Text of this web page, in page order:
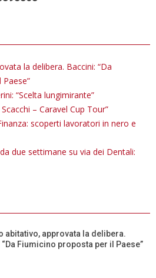
la delibera. Baccini: “Da
“Scelta lungimirante”
– Caravel Cup Tour”
scoperti lavoratori in nero e
due settimane su via dei Dentali:
abitativo, approvata la delibera.
Fiumicino proposta per il Paese”